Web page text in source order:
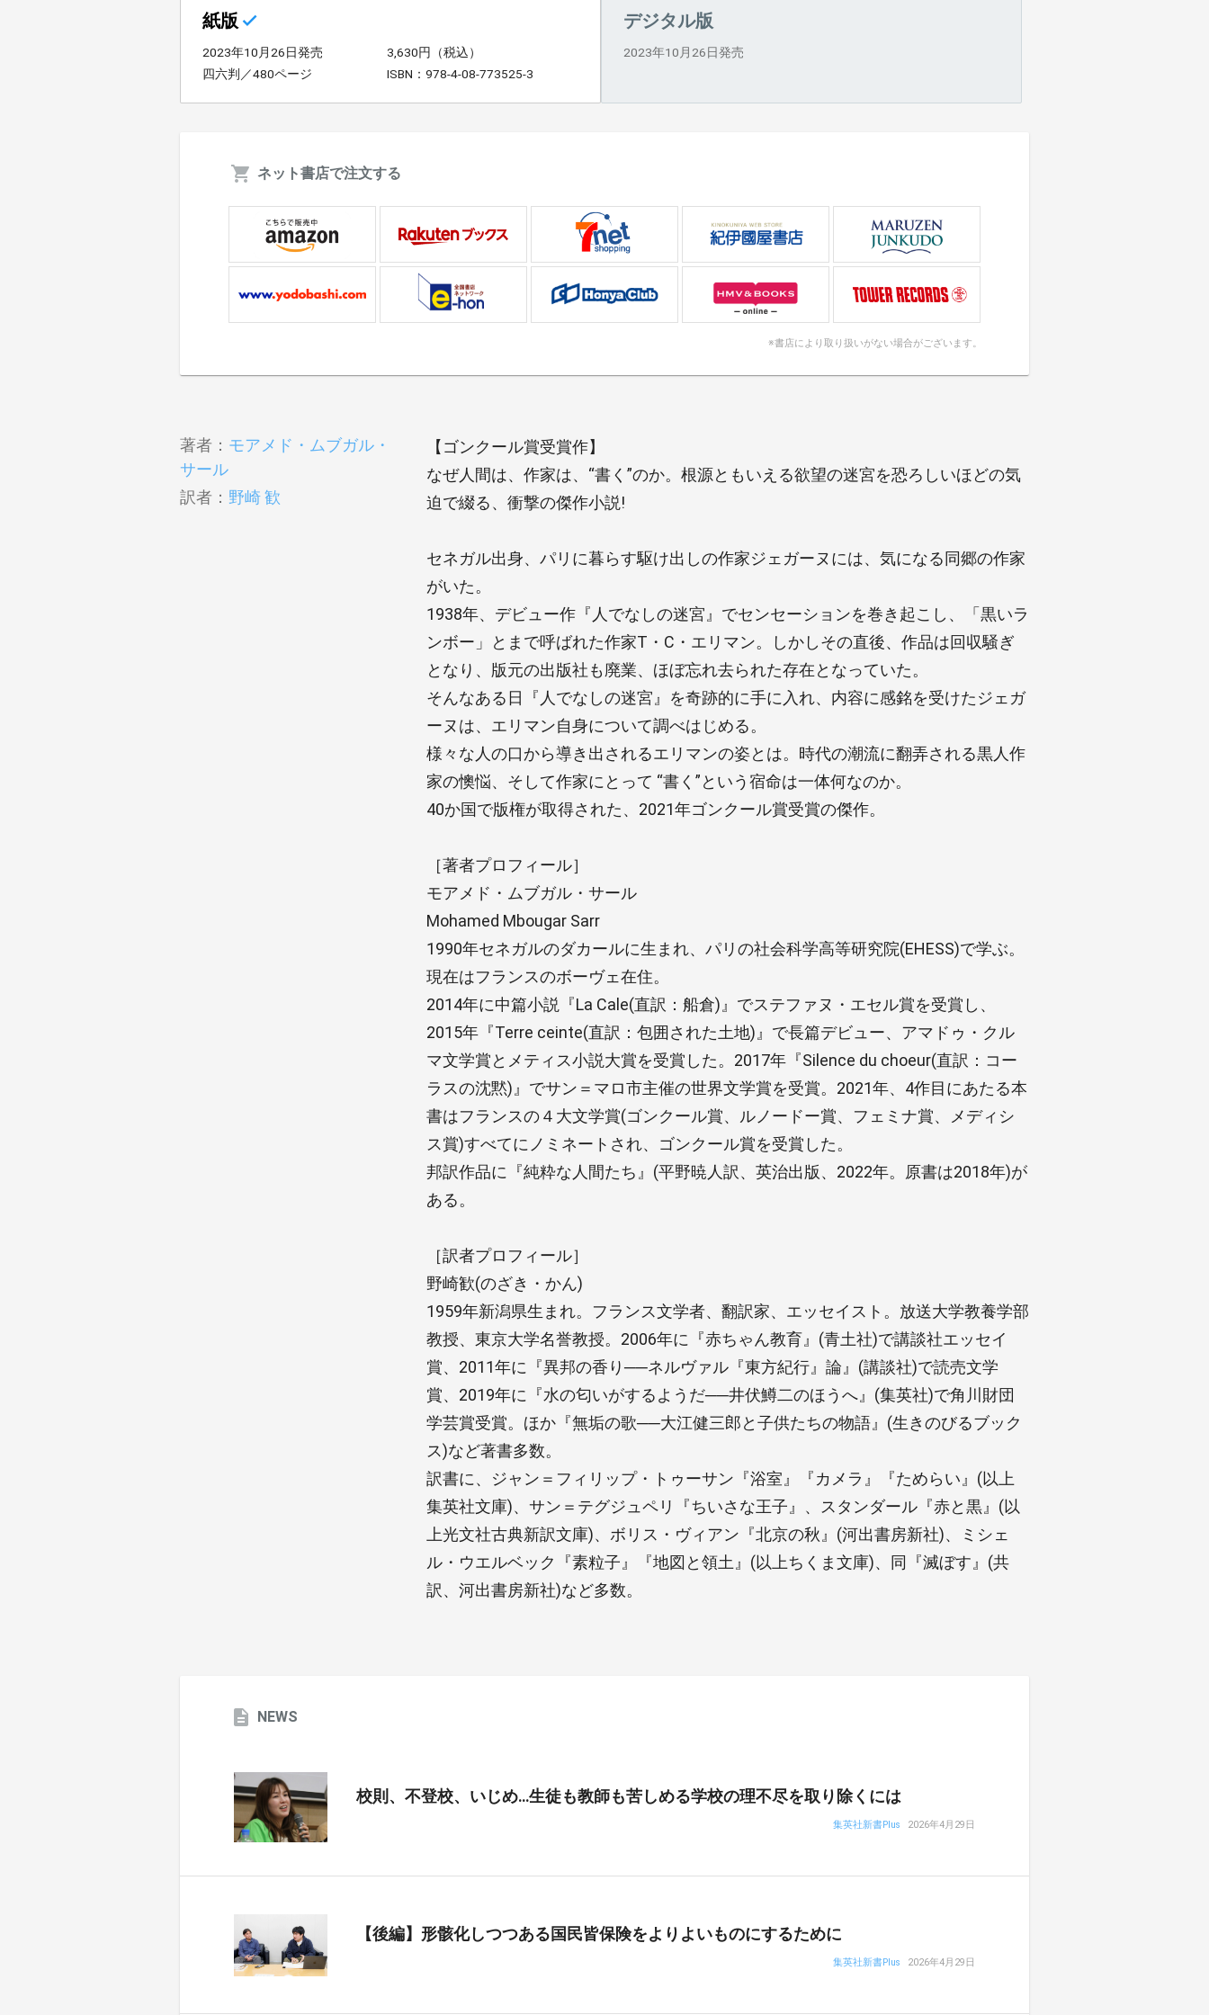
紙版
2023年10月26日発売
3,630円（税込）
四六判／480ページ
ISBN：978-4-08-773525-3
デジタル版
2023年10月26日発売
ネット書店で注文する
※書店により取り扱いがない場合がございます。
著者： モアメド・ムブガル・
サール
訳者： 野崎 歓
【ゴンクール賞受賞作】
なぜ人間は、作家は、“書く”のか。根源ともいえる欲望の迷宮を恐ろしいほどの気
迫で綴る、衝撃の傑作小説!
セネガル出身、パリに暮らす駆け出しの作家ジェガーヌには、気になる同郷の作家
がいた。
1938年、デビュー作『人でなしの迷宮』でセンセーションを巻き起こし、「黒いラ
ンボー」とまで呼ばれた作家T・C・エリマン。しかしその直後、作品は回収騒ぎ
となり、版元の出版社も廃業、ほぼ忘れ去られた存在となっていた。
そんなある日『人でなしの迷宮』を奇跡的に手に入れ、内容に感銘を受けたジェガ
ーヌは、エリマン自身について調べはじめる。
様々な人の口から導き出されるエリマンの姿とは。時代の潮流に翻弄される黒人作
家の懊悩、そして作家にとって “書く”という宿命は一体何なのか。
40か国で版権が取得された、2021年ゴンクール賞受賞の傑作。
［著者プロフィール］
モアメド・ムブガル・サール
Mohamed Mbougar Sarr
1990年セネガルのダカールに生まれ、パリの社会科学高等研究院(EHESS)で学ぶ。
現在はフランスのボーヴェ在住。
2014年に中篇小説『La Cale(直訳：船倉)』でステファヌ・エセル賞を受賞し、
2015年『Terre ceinte(直訳：包囲された土地)』で長篇デビュー、アマドゥ・クル
マ文学賞とメティス小説大賞を受賞した。2017年『Silence du choeur(直訳：コー
ラスの沈黙)』でサン＝マロ市主催の世界文学賞を受賞。2021年、4作目にあたる本
書はフランスの４大文学賞(ゴンクール賞、ルノードー賞、フェミナ賞、メディシ
ス賞)すべてにノミネートされ、ゴンクール賞を受賞した。
邦訳作品に『純粋な人間たち』(平野暁人訳、英治出版、2022年。原書は2018年)が
ある。
［訳者プロフィール］
野崎歓(のざき・かん)
1959年新潟県生まれ。フランス文学者、翻訳家、エッセイスト。放送大学教養学部
教授、東京大学名誉教授。2006年に『赤ちゃん教育』(青土社)で講談社エッセイ
賞、2011年に『異邦の香り──ネルヴァル『東方紀行』論』(講談社)で読売文学
賞、2019年に『水の匂いがするようだ──井伏鱒二のほうへ』(集英社)で角川財団
学芸賞受賞。ほか『無垢の歌──大江健三郎と子供たちの物語』(生きのびるブック
ス)など著書多数。
訳書に、ジャン＝フィリップ・トゥーサン『浴室』『カメラ』『ためらい』(以上
集英社文庫)、サン＝テグジュペリ『ちいさな王子』、スタンダール『赤と黒』(以
上光文社古典新訳文庫)、ボリス・ヴィアン『北京の秋』(河出書房新社)、ミシェ
ル・ウエルベック『素粒子』『地図と領土』(以上ちくま文庫)、同『滅ぼす』(共
訳、河出書房新社)など多数。
NEWS
校則、不登校、いじめ…生徒も教師も苦しめる学校の理不尽を取り除くには
集英社新書Plus 2026年4月29日
【後編】形骸化しつつある国民皆保険をよりよいものにするために
集英社新書Plus 2026年4月29日